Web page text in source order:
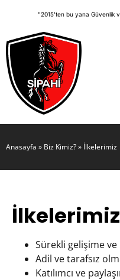
"2015'ten bu yana Güvenlik
Anasayfa » Biz Kimiz?» İlkelerimiz
İlkelerimiz
Sürekli gelişime ve
Adil ve tarafsız
Katılımcı ve